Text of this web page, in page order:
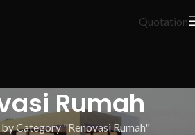
Quotation
Rumah
Category "Renovasi Rumah"